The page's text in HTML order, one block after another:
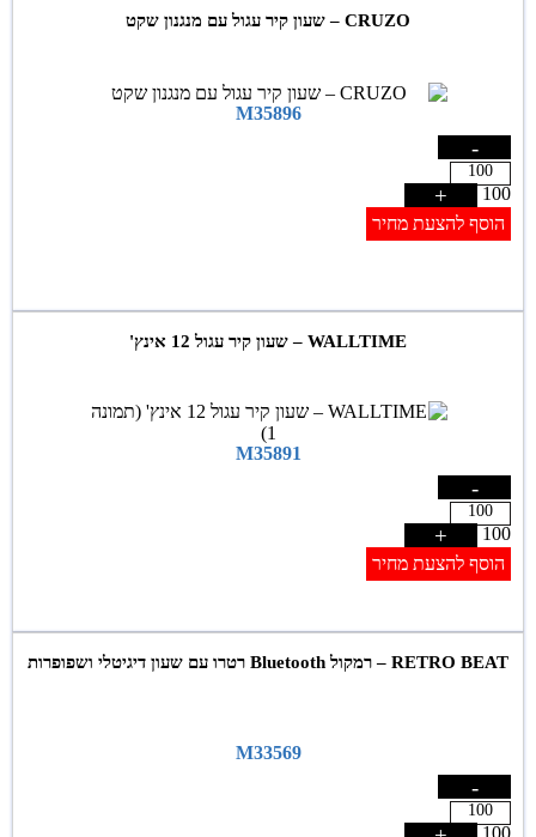
CRUZO – שעון קיר עגול עם מנגנון שקט
M35896
-
100
+
הוסף להצעת מחיר
WALLTIME – שעון קיר עגול 12 אינץ'
M35891
-
100
+
הוסף להצעת מחיר
RETRO BEAT – רמקול Bluetooth רטרו עם שעון דיגיטלי ושפופרות
M33569
-